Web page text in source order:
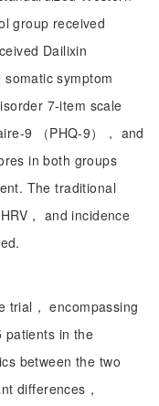
group received
Dailixin
symptom
7-item scale
9 （PHQ-9）， and
in both groups
The traditional
， and incidence
trial， encompassing
patients in the
between the two
differences，